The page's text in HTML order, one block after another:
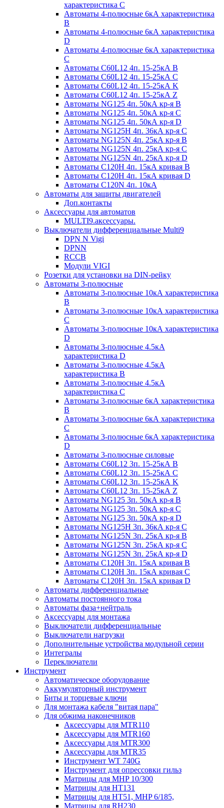
характеристика С
Автоматы 4-полюсные 6кА характеристика
B
Автоматы 4-полюсные 6кА характеристика
D
Автоматы 4-полюсные 6кА характеристика
С
Автоматы C60L12 4п. 15-25кА B
Автоматы C60L12 4п. 15-25кА C
Автоматы C60L12 4п. 15-25кА K
Автоматы C60L12 4п. 15-25кА Z
Автоматы NG125 4п. 50кА кр-я B
Автоматы NG125 4п. 50кА кр-я C
Автоматы NG125 4п. 50кА кр-я D
Автоматы NG125H 4п. 36кА кр-я C
Автоматы NG125N 4п. 25кА кр-я B
Автоматы NG125N 4п. 25кА кр-я C
Автоматы NG125N 4п. 25кА кр-я D
Автоматы С120H 4п. 15кА кривая B
Автоматы С120H 4п. 15кА кривая D
Автоматы С120N 4п. 10кА
Автоматы для защиты двигателей
Доп.контакты
Аксессуары для автоматов
MULTI9.аксессуары.
Выключатели дифференциальные Multi9
DPN N Vigi
DPNN
RCCB
Модули VIGI
Розетки для установки на DIN-рейку
Автоматы 3-полюсные
Автоматы 3-полюсные 10кА характеристика
B
Автоматы 3-полюсные 10кА характеристика
C
Автоматы 3-полюсные 10кА характеристика
D
Автоматы 3-полюсные 4.5кА
характеристика D
Автоматы 3-полюсные 4.5кА
характеристика В
Автоматы 3-полюсные 4.5кА
характеристика С
Автоматы 3-полюсные 6кА характеристика
B
Автоматы 3-полюсные 6кА характеристика
C
Автоматы 3-полюсные 6кА характеристика
D
Автоматы 3-полюсные силовые
Автоматы C60L12 3п. 15-25кА B
Автоматы C60L12 3п. 15-25кА C
Автоматы C60L12 3п. 15-25кА K
Автоматы C60L12 3п. 15-25кА Z
Автоматы NG125 3п. 50кА кр-я B
Автоматы NG125 3п. 50кА кр-я C
Автоматы NG125 3п. 50кА кр-я D
Автоматы NG125H 3п. 36кА кр-я C
Автоматы NG125N 3п. 25кА кр-я B
Автоматы NG125N 3п. 25кА кр-я C
Автоматы NG125N 3п. 25кА кр-я D
Автоматы С120Н 3п. 15кА кривая B
Автоматы С120Н 3п. 15кА кривая C
Автоматы С120Н 3п. 15кА кривая D
Автоматы дифференциальные
Автоматы постоянного тока
Автоматы фаза+нейтраль
Аксессуары для монтажа
Выключатели дифференциальные
Выключатели нагрузки
Дополнительные устройства модульной серии
Интегралы
Переключатели
Инструмент
Автоматическое оборудование
Аккумуляторный инструмент
Биты и торцевые ключи
Для монтажа кабеля "витая пара"
Для обжима наконечников
Аксессуары для MTR110
Аксессуары для MTR160
Аксессуары для MTR300
Аксессуары для MTR35
Инструмент WT 740G
Инструмент для опрессовки гильз
Матрицы для MHP 10/300
Матрицы для НТ131
Матрицы для НТ51, MHP 6/185,
Матрицы для RH230